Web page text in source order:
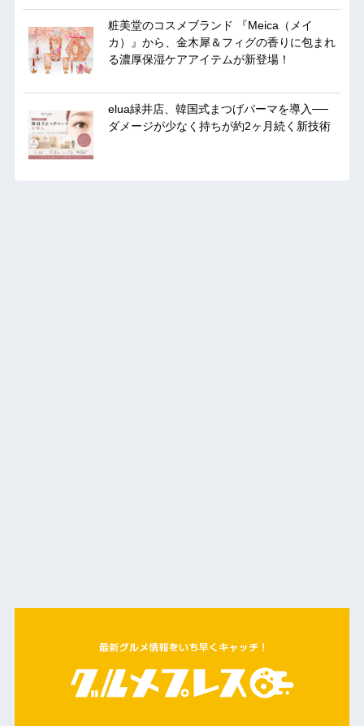
粧美堂のコスメブランド 『Meica（メイ
カ）』から、金木犀＆フィグの香りに包まれ
る濃厚保湿ケアアイテムが新登場！
elua緑井店、韓国式まつげパーマを導入──
ダメージが少なく持ちが約2ヶ月続く新技術